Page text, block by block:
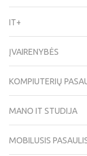
IT+
ĮVAIRENYBĖS
KOMPIUTERIŲ
MANO IT STUDIJA
MOBILUSIS